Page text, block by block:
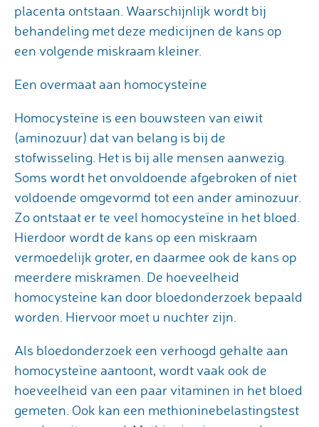
placenta ontstaan. Waarschijnlijk wordt bij
behandeling met deze medicijnen de kans op
een volgende miskraam kleiner.
Een overmaat aan homocysteïne
Homocysteïne is een bouwsteen van eiwit
(aminozuur) dat van belang is bij de
stofwisseling. Het is bij alle mensen aanwezig.
Soms wordt het onvoldoende afgebroken of niet
voldoende omgevormd tot een ander aminozuur.
Zo ontstaat er te veel homocysteïne in het bloed.
Hierdoor wordt de kans op een miskraam
vermoedelijk groter, en daarmee ook de kans op
meerdere miskramen. De hoeveelheid
homocysteïne kan door bloedonderzoek bepaald
worden. Hiervoor moet u nuchter zijn.
Als bloedonderzoek een verhoogd gehalte aan
homocysteïne aantoont, wordt vaak ook de
hoeveelheid van een paar vitaminen in het bloed
gemeten. Ook kan een methioninebelastingstest